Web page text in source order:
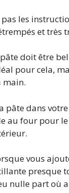
pas les
et très
doit être
pour cela,
main.
pâte dans
au four pour
vous
presque
nulle part où